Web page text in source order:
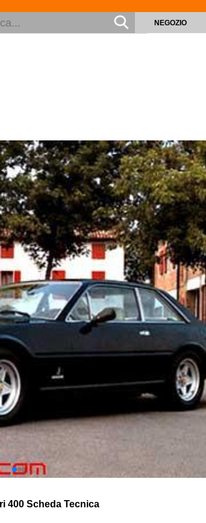
NEGOZIO
400 Scheda Tecnica